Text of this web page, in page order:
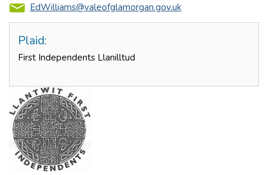
EdWilliams@valeofglamorgan.gov.uk
Plaid:
First Independents Llanilltud